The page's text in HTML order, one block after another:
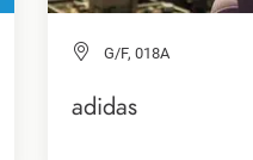
G/F, 018A
adidas